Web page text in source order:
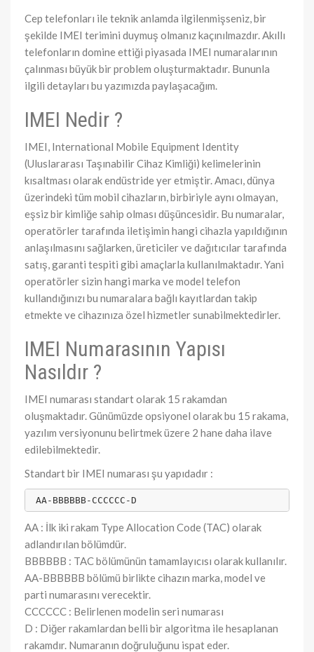
Cep telefonları ile teknik anlamda ilgilenmişseniz, bir
şekilde IMEI terimini duymuş olmanız kaçınılmazdır. Akıllı
telefonların domine ettiği piyasada IMEI numaralarının
çalınması büyük bir problem oluşturmaktadır. Bununla
ilgili detayları bu yazımızda paylaşacağım.
IMEI Nedir ?
IMEI, International Mobile Equipment Identity
(Uluslararası Taşınabilir Cihaz Kimliği) kelimelerinin
kısaltması olarak endüstride yer etmiştir. Amacı, dünya
üzerindeki tüm mobil cihazların, birbiriyle aynı olmayan,
eşsiz bir kimliğe sahip olması düşüncesidir. Bu numaralar,
operatörler tarafında iletişimin hangi cihazla yapıldığının
anlaşılmasını sağlarken, üreticiler ve dağıtıcılar tarafında
satış, garanti tespiti gibi amaçlarla kullanılmaktadır. Yani
operatörler sizin hangi marka ve model telefon
kullandığınızı bu numaralara bağlı kayıtlardan takip
etmekte ve cihazınıza özel hizmetler sunabilmektedirler.
IMEI Numarasının Yapısı
Nasıldır ?
IMEI numarası standart olarak 15 rakamdan
oluşmaktadır. Günümüzde opsiyonel olarak bu 15 rakama,
yazılım versiyonunu belirtmek üzere 2 hane daha ilave
edilebilmektedir.
Standart bir IMEI numarası şu yapıdadır :
AA-BBBBBB-CCCCCC-D
AA : İlk iki rakam Type Allocation Code (TAC) olarak
adlandırılan bölümdür.
BBBBBB : TAC bölümünün tamamlayıcısı olarak kullanılır.
AA-BBBBBB bölümü birlikte cihazın marka, model ve
parti numarasını verecektir.
CCCCCC : Belirlenen modelin seri numarası
D : Diğer rakamlardan belli bir algoritma ile hesaplanan
rakamdır. Numaranın doğruluğunu ispat eder.